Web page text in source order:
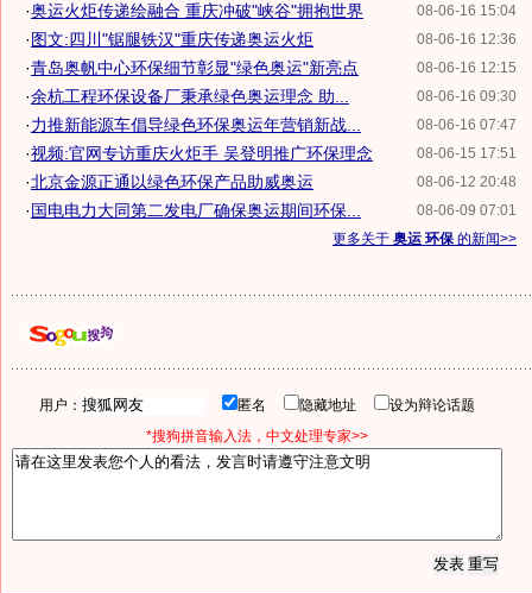
08-06-16 15:04
·奥运火炬传递绘融合 重庆冲破"峡谷"拥抱世界
08-06-16 12:36
·图文:四川"锯腿铁汉"重庆传递奥运火炬
08-06-16 12:15
·青岛奥帆中心环保细节彰显"绿色奥运"新亮点
08-06-16 09:30
·余杭工程环保设备厂秉承绿色奥运理念 助...
08-06-16 07:47
·力推新能源车倡导绿色环保奥运年营销新战...
08-06-15 17:51
·视频:官网专访重庆火炬手 吴登明推广环保理念
08-06-12 20:48
·北京金源正通以绿色环保产品助威奥运
08-06-09 07:01
·国电电力大同第二发电厂确保奥运期间环保...
更多关于 奥运 环保 的新闻>>
用户： 匿名 隐藏地址
设为辩论话题
*搜狗拼音输入法，中文处理专家>>